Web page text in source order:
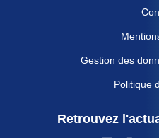
Gestion des
Politique
Retrouvez